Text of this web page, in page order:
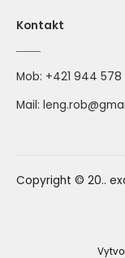
Kontakt
Mob: +421 944 578
Mail:
Copyright © 20..